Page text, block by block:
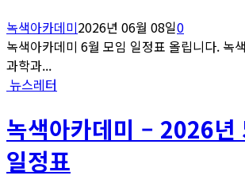
녹색아카데미2026년 06월 08일0
녹색아카데미 6월 모임 일정표 올립니다. 녹
과학과...
뉴스레터
녹색아카데미 – 2026년
일정표